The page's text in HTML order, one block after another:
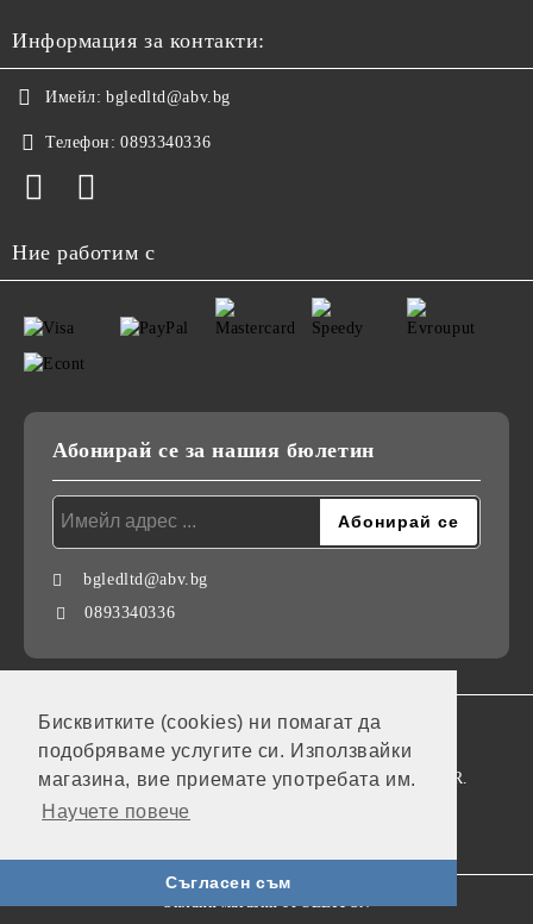
Бисквитките (cookies) ни помагат да
подобряваме услугите си. Използвайки
магазина, вие приемате употребата им.
Научете повече
Съгласен съм
Информация за контакти:
Имейл: bgledltd@abv.bg
Телефон: 0893340336
Ние работим с
Абонирай се за нашия бюлетин
bgledltd@abv.bg
0893340336
GDPR
Нашият онлайн магазин е 100% съобразен с GDPR.